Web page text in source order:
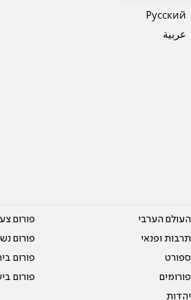
Pусский
عربية
העולם הערבי
תרבות ופנאי
ספורט
פורומים
יהדות
פורום
פורום
פורום
פורום